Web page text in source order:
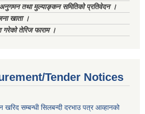
अनुगमन तथा मुल्याङ्कन समितिको प्रतिवेदन ।
खाता ।
गरेको तेरिज फाराम ।
Tender Notices
सम्बन्धी सिलबन्दी दरभाउ पत्र आव्हानको